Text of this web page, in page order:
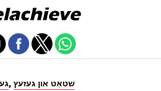
, שטאַט און געזעץ